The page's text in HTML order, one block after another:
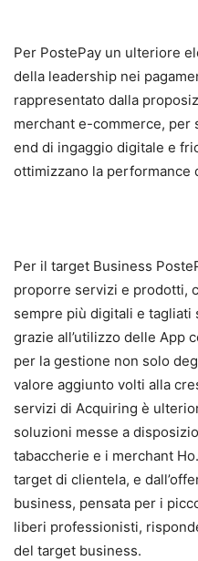
Per PostePay un ulteriore
della leadership nei
rappresentato dalla
merchant e-commerce,
end di ingaggio digitale e
ottimizzano la performance
Per il target Business
proporre servizi e prodotti,
sempre più digitali e tagliati
grazie all’utilizzo delle App
per la gestione non solo
valore aggiunto volti alla
servizi di Acquiring è
soluzioni messe a
tabaccherie e i merchant
target di clientela, e
business, pensata per i
liberi professionisti,
del target business.